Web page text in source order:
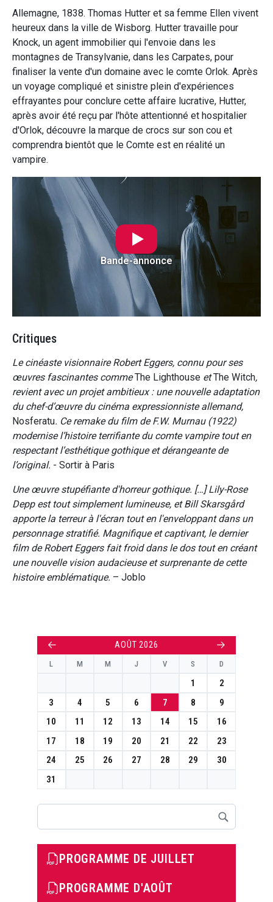
Allemagne, 1838. Thomas Hutter et sa femme Ellen vivent
heureux dans la ville de Wisborg. Hutter travaille pour
Knock, un agent immobilier qui l'envoie dans les
montagnes de Transylvanie, dans les Carpates, pour
finaliser la vente d'un domaine avec le comte Orlok. Après
un voyage compliqué et sinistre plein d'expériences
effrayantes pour conclure cette affaire lucrative, Hutter,
après avoir été reçu par l'hôte attentionné et hospitalier
d'Orlok, découvre la marque de crocs sur son cou et
comprendra bientôt que le Comte est en réalité un
vampire.
Bande-annonce
Critiques
Le cinéaste visionnaire Robert Eggers, connu pour ses
œuvres fascinantes commeThe Lighthouse etThe Witch,
revient avec un projet ambitieux : une nouvelle adaptation
du chef-d’œuvre du cinéma expressionniste allemand,
Nosferatu. Ce remake du film de F.W. Murnau (1922)
modernise l’histoire terrifiante du comte vampire tout en
respectant l’esthétique gothique et dérangeante de
l’original. - Sortir à Paris
Une œuvre stupéfiante d'horreur gothique. […] Lily-Rose
Depp est tout simplement lumineuse, et Bill Skarsgård
apporte la terreur à l'écran tout en l'enveloppant dans un
personnage stratifié. Magnifique et captivant, le dernier
film de Robert Eggers fait froid dans le dos tout en créant
une nouvelle vision audacieuse et surprenante de cette
histoire emblématique. – Joblo
← AOÛT 2026 →
L M M J V S D
1
2
3
4 5 6 7 8
9
10
11 12 13 14 15
16
17
18 19 20 21 22
23
24
25 26 27 28 29
30
31
PROGRAMME DE JUILLET
PROGRAMME D'AOÛT